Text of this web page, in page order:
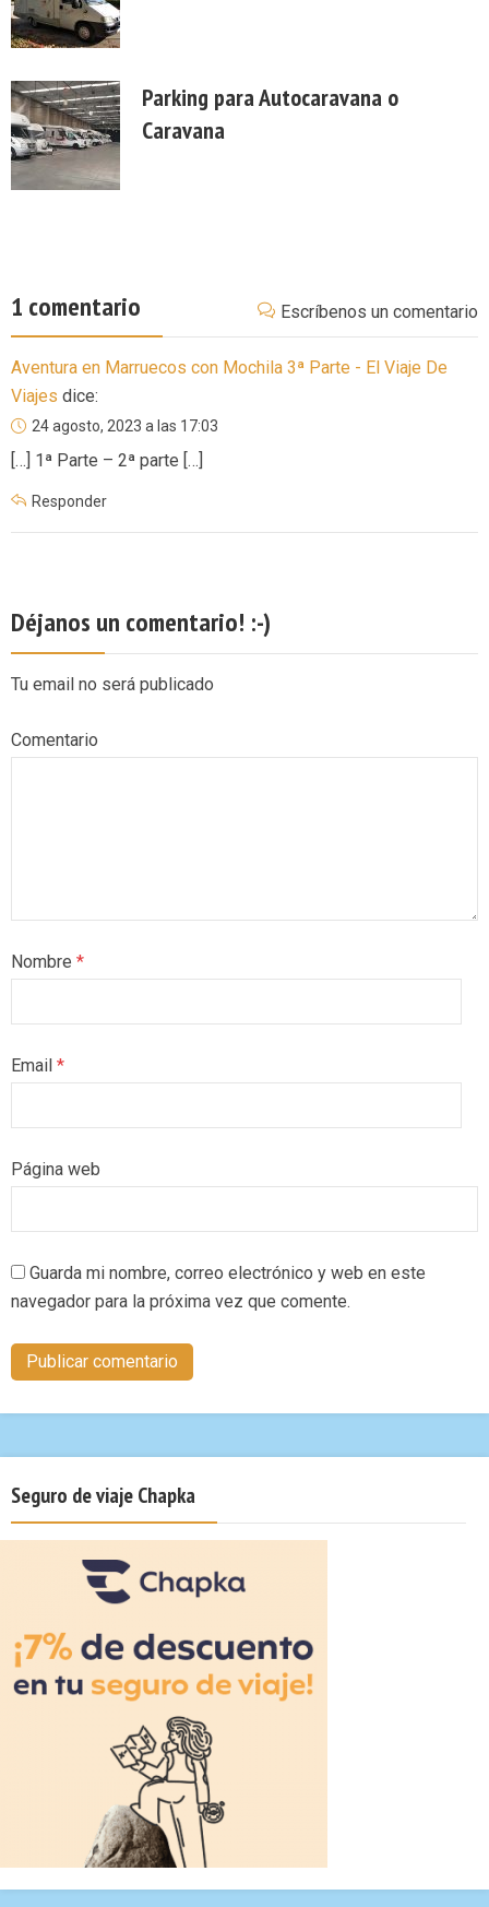
Parking para Autocaravana o
Caravana
1 comentario Escríbenos un comentario
Aventura en Marruecos con Mochila 3ª Parte - El Viaje De
Viajes dice:
24 agosto, 2023 a las 17:03
[…] 1ª Parte – 2ª parte […]
Responder
Déjanos un comentario! :-)
Tu email no será publicado
Comentario
Nombre *
Email *
Página web
Guarda mi nombre, correo electrónico y web en este
navegador para la próxima vez que comente.
Seguro de viaje Chapka